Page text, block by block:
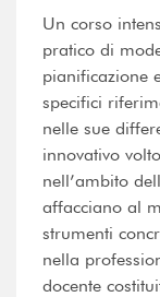
Un corso
pratico di
pianificazione
specifici
nelle sue
innovativo
nell’ambito
affacciano al
strumenti
nella
docente